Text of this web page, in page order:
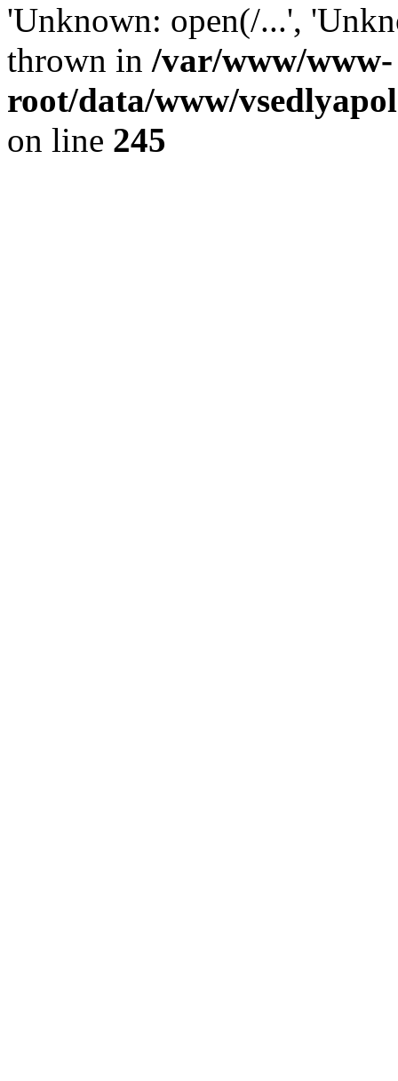
'Unknown: open(/...',
thrown in /var/www/www-
root/data/www/
on line 245